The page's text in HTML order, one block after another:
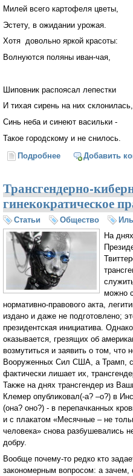
Милей всего картофеля цветы,
Эстету, в ожидании урожая.
Хотя довольно яркой красоты:
Волнуются поляны иван-чая,
Шиповник распоясал лепестки
И тихая сирень на них склонилась,
Синь неба и синеют васильки -
Такое городскому и не снилось.
Подробнее о Милей всего
Добавить
Трансгендерно-
гинекократическое
Статьи Общество
На
можно
нормативно-правового акта,
издано и даже не подготовлено;
президентская инициатива.
оказывается, грезящих об
возмутиться и заявить о том, что
Вооруженных Сил США, а Трамп,
фактически лишает их,
Также на днях трансгендер из
Клемер опубликовал(-а? –о?) в
(она? оно?) - в перепачканных
и с плакатом «Месячные – не
человека» снова разбушевались
добру.
Вообще почему-то редко кто
закономерным вопросом: а зачем,